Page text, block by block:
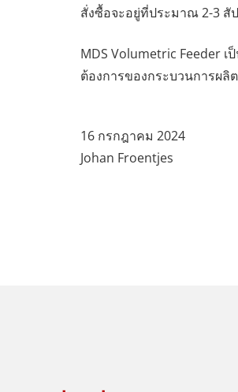
สั่งซื้อจะอยู่ที่ประมาณ 2-3 สั
MDS Volumetric Feeder
ต้องการของกระบวนการผ
16 กรกฎาคม 2024
Johan Froentjes